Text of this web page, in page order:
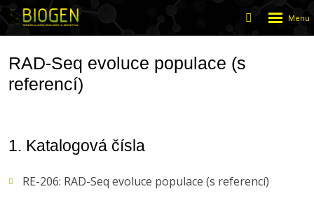
Vyhledávání
menu
RAD-Seq evoluce populace (s
referencí)
1. Katalogová čísla
RE-206: RAD-Seq evoluce populace (s referencí)